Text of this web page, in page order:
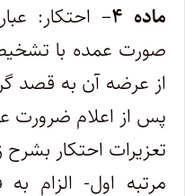
ماده ۴
– احتکار:
صورت عمده با
از عرضه آن به قصد
پس از اعلام
تعزیرات احتکار
مرتبه اول- الزام